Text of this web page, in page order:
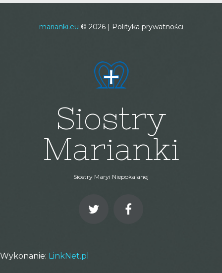
marianki.eu © 2026 Polityka prywatności
Siostry
Marianki
Siostry Maryi Niepokalanej
Wykonanie: LinkNet.pl